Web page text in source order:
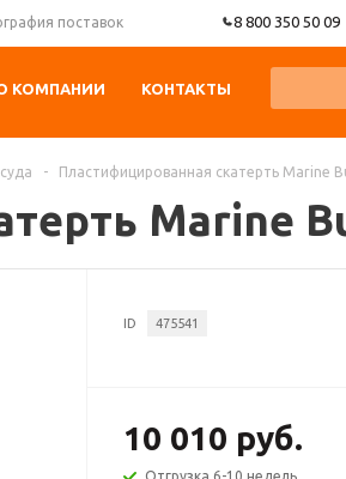
поставок 8 800 350 50 09
КОМПАНИИ КОНТАКТЫ
- Пластифицированная скатерть Marine
Marine
ID 475541
10 010 руб.